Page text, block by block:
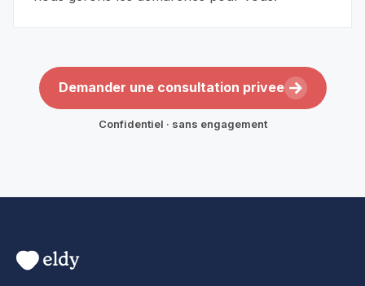
Demander une consultation privee
Confidentiel · sans engagement